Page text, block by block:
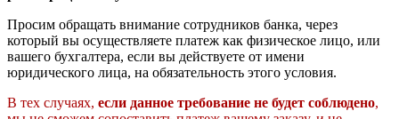
Просим обращать внимание сотрудников банка, через
который вы осуществляете платеж как физическое лицо, или
вашего бухгалтера, если вы действуете от имени
юридического лица, на обязательность этого условия.
В тех случаях, если данное требование не будет соблюдено,